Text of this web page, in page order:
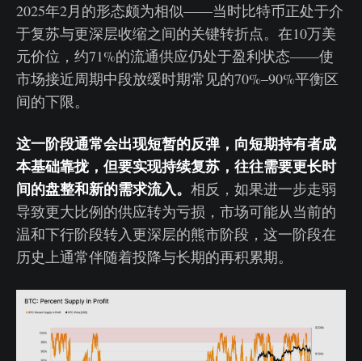
2025年2月的形态颇为相似——当时比特币正处于介
于复苏与更深层收缩之间的关键转折点。在10万美
元价位，约71%的流通供应仍处于盈利状态——使
市场接近周期中段放缓时期常见的70%–90%平衡区
间的下限。
这一阶段通常会出现短暂的反弹，向短期持有者成
本基础靠拢，但要实现持续复苏，往往需要更长时
间的盘整和新的需求流入。 相反，如果进一步走弱
导致更大比例的供应转为亏损，市场可能从当前的
温和下行阶段转入更深层的熊市阶段，这一阶段在
历史上通常伴随着投降与长期的再积累期。